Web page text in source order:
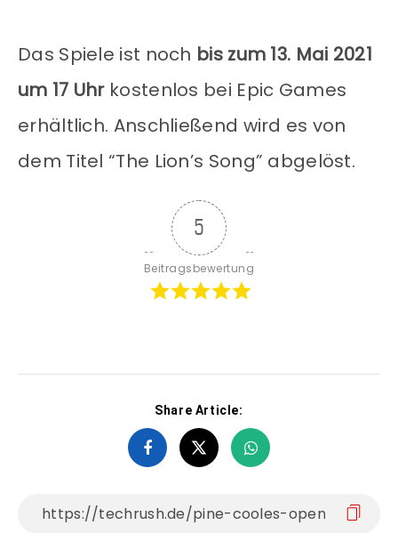
Das Spiele ist noch bis zum 13. Mai 2021
um 17 Uhrkostenlos bei Epic Games
erhältlich. Anschließend wird es von
dem Titel “The Lion’s Song” abgelöst.
5
Beitragsbewertung
Share Article: